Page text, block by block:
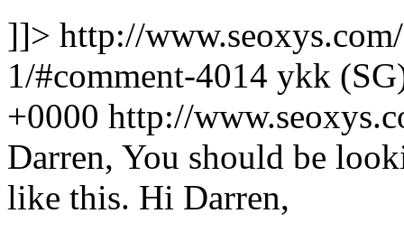
]]> http://
1/#comment-4014 ykk
+0000 http://
Darren, You should be
like this. Hi Darren,